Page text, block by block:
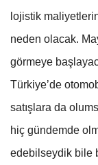
lojistik
neden olacak.
görmeye
Türkiye’de
satışlara da
hiç gündemde
edebilseydik bile